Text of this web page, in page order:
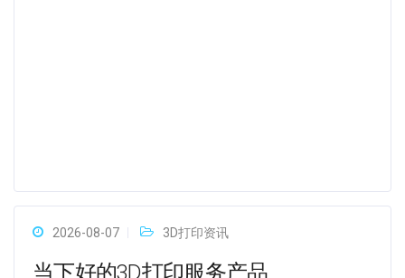
2026-08-07 3D打印资讯
当下好的3D打印服务产品